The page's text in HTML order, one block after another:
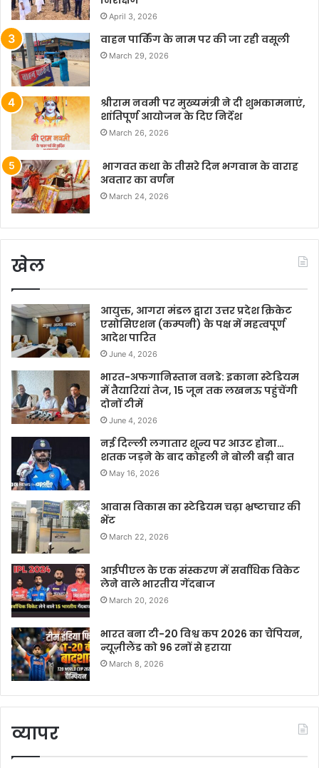
April 3, 2026
वाहन पार्किंग के नाम पर की जा रही वसूली
March 29, 2026
श्रीराम नवमी पर मुख्यमंत्री ने दी शुभकामनाएं,
शांतिपूर्ण आयोजन के दिए निर्देश
March 26, 2026
भागवत कथा के तीसरे दिन भगवान के वाराह
अवतार का वर्णन
March 24, 2026
खेल
आयुक्त, आगरा मंडल द्वारा उत्तर प्रदेश क्रिकेट
एसोसिएशन (कम्पनी) के पक्ष में महत्वपूर्ण
आदेश पारित
June 4, 2026
भारत-अफगानिस्तान वनडे: इकाना स्टेडियम
में तैयारियां तेज, 15 जून तक लखनऊ पहुंचेंगी
दोनों टीमें
June 4, 2026
नई दिल्ली लगातार शून्य पर आउट होना…
शतक जड़ने के बाद कोहली ने बोली बड़ी बात
May 16, 2026
आवास विकास का स्टेडियम चढ़ा भ्रष्टाचार की
भेंट
March 22, 2026
आईपीएल के एक संस्करण में सर्वाधिक विकेट
लेने वाले भारतीय गेंदबाज
March 20, 2026
भारत बना टी-20 विश्व कप 2026 का चैंपियन,
न्यूज़ीलैंड को 96 रनों से हराया
March 8, 2026
व्यापर